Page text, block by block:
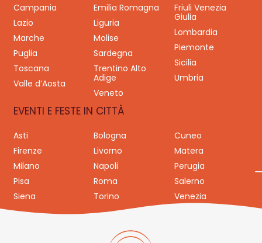
Campania
Emilia Romagna
Friuli Venezia
Giulia
Lazio
Liguria
Lombardia
Marche
Molise
Piemonte
Puglia
Sardegna
Sicilia
Toscana
Trentino Alto
Adige
Umbria
Valle d’Aosta
Veneto
EVENTI E FESTE IN CITTÀ
Asti Bologna
Cuneo
Firenze
Livorno
Matera
Milano
Napoli
Perugia
Pisa
Roma
Salerno
Siena
Torino Venezia